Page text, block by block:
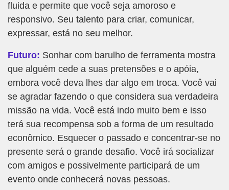
fluida e permite que você seja amoroso e
responsivo. Seu talento para criar, comunicar,
expressar, está no seu melhor.
Futuro: Sonhar com barulho de ferramenta mostra
que alguém cede a suas pretensões e o apóia,
embora você deva lhes dar algo em troca. Você vai
se agradar fazendo o que considera sua verdadeira
missão na vida. Você está indo muito bem e isso
terá sua recompensa sob a forma de um resultado
econômico. Esquecer o passado e concentrar-se no
presente será o grande desafio. Você irá socializar
com amigos e possivelmente participará de um
evento onde conhecerá novas pessoas.